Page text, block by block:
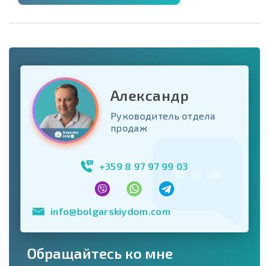
Александр
Руководитель отдела
продаж
+359 8 97 97 99 03
info@bolgarskiydom.com
Обращайтесь ко мне